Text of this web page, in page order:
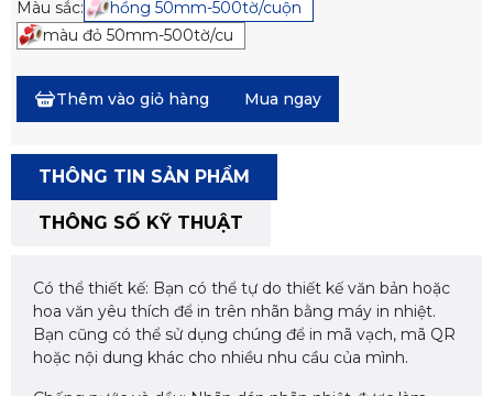
Màu sắc:
hồng 50mm-500tờ/cuộn
màu đỏ 50mm-500tờ/cu
Thêm vào giỏ hàng Mua ngay
THÔNG TIN SẢN PHẨM
THÔNG SỐ KỸ THUẬT
Có thể thiết kế: Bạn có thể tự do thiết kế văn bản hoặc
hoa văn yêu thích để in trên nhãn bằng máy in nhiệt.
Bạn cũng có thể sử dụng chúng để in mã vạch, mã QR
hoặc nội dung khác cho nhiều nhu cầu của mình.